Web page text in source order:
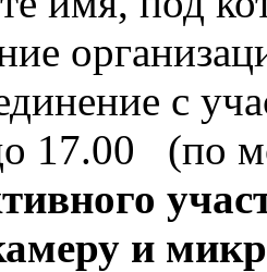
с
17.00 (по
и